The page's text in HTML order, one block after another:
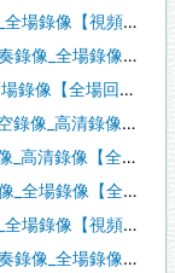
像【視頻集錦】
錄像【全場回放】
像【全場回放】
錄像【全場回放】
像【全場回放】
像【全場回放】
像【視頻集錦】
錄像【高清回放】